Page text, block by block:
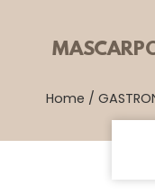
Home /